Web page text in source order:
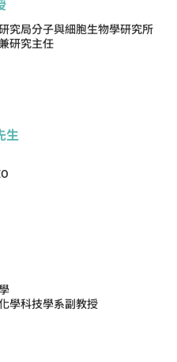
究局分子與細胞生物學研究所
研究主任
生
學科技學系副教授